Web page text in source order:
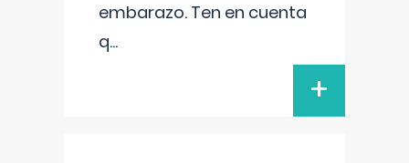
embarazo. Ten en cuenta
q...
+